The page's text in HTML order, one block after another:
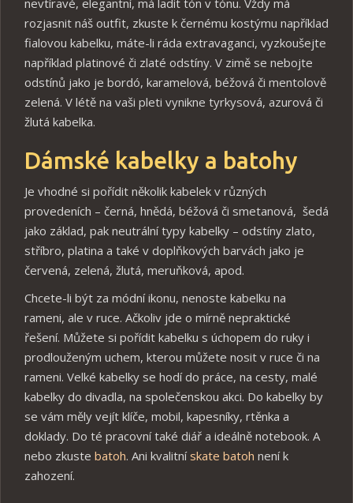
rozjasnit náš outfit, zkuste k černému kostýmu například
fialovou kabelku, máte-li ráda extravaganci, vyzkoušejte
například platinové či zlaté odstíny. V zimě se nebojte
odstínů jako je bordó, karamelová, béžová či mentolově
zelená. V létě na vaši pleti vynikne tyrkysová, azurová či
žlutá kabelka.
Dámské kabelky a batohy
Je vhodné si pořídit několik kabelek v různých
provedeních – černá, hnědá, béžová či smetanová, šedá
jako základ, pak neutrální typy kabelky – odstíny zlato,
stříbro, platina a také v doplňkových barvách jako je
červená, zelená, žlutá, meruňková, apod.
Chcete-li být za módní ikonu, nenoste kabelku na
rameni, ale v ruce. Ačkoliv jde o mírně nepraktické
řešení. Můžete si pořídit kabelku s úchopem do ruky i
prodlouženým uchem, kterou můžete nosit v ruce či na
rameni. Velké kabelky se hodí do práce, na cesty, malé
kabelky do divadla, na společenskou akci. Do kabelky by
se vám měly vejít klíče, mobil, kapesníky, rtěnka a
doklady. Do té pracovní také diář a ideálně notebook. A
nebo zkuste batoh. Ani kvalitnískate batoh není k
zahození.